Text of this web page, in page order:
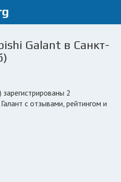
Galant в Санкт-
с отзывами, рейтингом и